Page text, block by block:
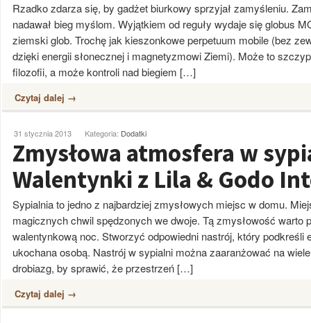
Rzadko zdarza się, by gadżet biurkowy sprzyjał zamyśleniu.
nadawał bieg myślom. Wyjątkiem od reguły wydaje się globus
ziemski glob. Trochę jak kieszonkowe perpetuum mobile (bez
dzięki energii słonecznej i magnetyzmowi Ziemi). Może to
filozofii, a może kontroli nad biegiem […]
Czytaj dalej →
31 stycznia 2013 Kategoria: Dodatki
Zmysłowa atmosfera w
Walentynki z Lila & Godo
Sypialnia to jedno z najbardziej zmysłowych miejsc w domu.
magicznych chwil spędzonych we dwoje. Tą zmysłowość warto
walentynkową noc. Stworzyć odpowiedni nastrój, który podkreśli
ukochana osobą. Nastrój w sypialni można zaaranżować na
drobiazg, by sprawić, że przestrzeń […]
Czytaj dalej →